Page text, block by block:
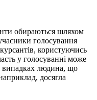
обираються шляхом
голосування
користуючись
у голосуванні може
випадках людина, що
досягла